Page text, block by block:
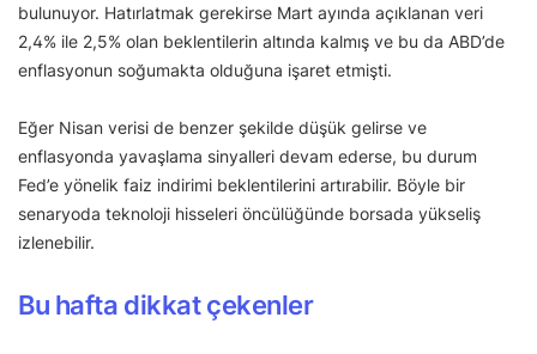
bulunuyor. Hatırlatmak gerekirse Mart ayında açıklanan veri
2,4% ile 2,5% olan beklentilerin altında kalmış ve bu da ABD’de
enflasyonun soğumakta olduğuna işaret etmişti.
Eğer Nisan verisi de benzer şekilde düşük gelirse ve
enflasyonda yavaşlama sinyalleri devam ederse, bu durum
Fed’e yönelik faiz indirimi beklentilerini artırabilir. Böyle bir
senaryoda teknoloji hisseleri öncülüğünde borsada yükseliş
izlenebilir.
Bu hafta dikkat çekenler